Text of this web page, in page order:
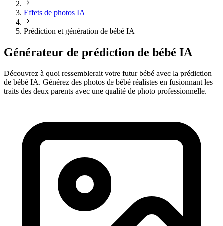
Effets de photos IA
Prédiction et génération de bébé IA
Générateur de prédiction de bébé IA
Découvrez à quoi ressemblerait votre futur bébé avec la prédiction
de bébé IA. Générez des photos de bébé réalistes en fusionnant les
traits des deux parents avec une qualité de photo professionnelle.